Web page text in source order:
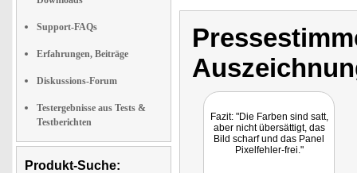
Support-FAQs
Erfahrungen, Beiträge
Diskussions-Forum
Testergebnisse aus Tests &
Testberichten
Produkt-Suche:
Fazit: "Die Farben sind satt,
aber nicht übersättigt, das
Bild scharf und das Panel
Pixelfehler-frei."